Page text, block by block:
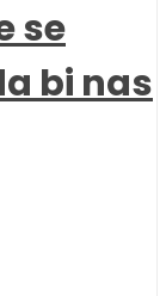
se
bi nas